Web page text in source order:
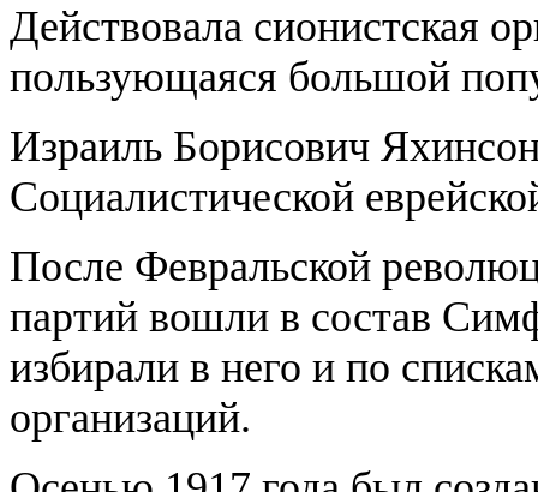
Действовала сионистская
пользующаяся большой
Израиль Борисович
Социалистической
После Февральской
партий вошли в состав
избирали в него и по
организаций.